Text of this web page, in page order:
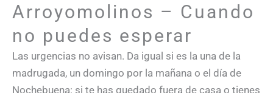
Arroyomolinos – Cuando
no puedes esperar
Las urgencias no avisan. Da igual si es la una de la
madrugada, un domingo por la mañana o el día de
Nochebuena: si te has quedado fuera de casa o tienes